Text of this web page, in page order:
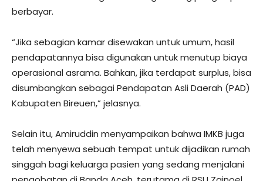
berbayar.
“Jika sebagian kamar disewakan untuk umum, hasil
pendapatannya bisa digunakan untuk menutup biaya
operasional asrama. Bahkan, jika terdapat surplus, bisa
disumbangkan sebagai Pendapatan Asli Daerah (PAD)
Kabupaten Bireuen,” jelasnya.
Selain itu, Amiruddin menyampaikan bahwa IMKB juga
telah menyewa sebuah tempat untuk dijadikan rumah
singgah bagi keluarga pasien yang sedang menjalani